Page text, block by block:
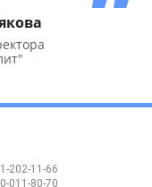
202-11-66
011-80-70